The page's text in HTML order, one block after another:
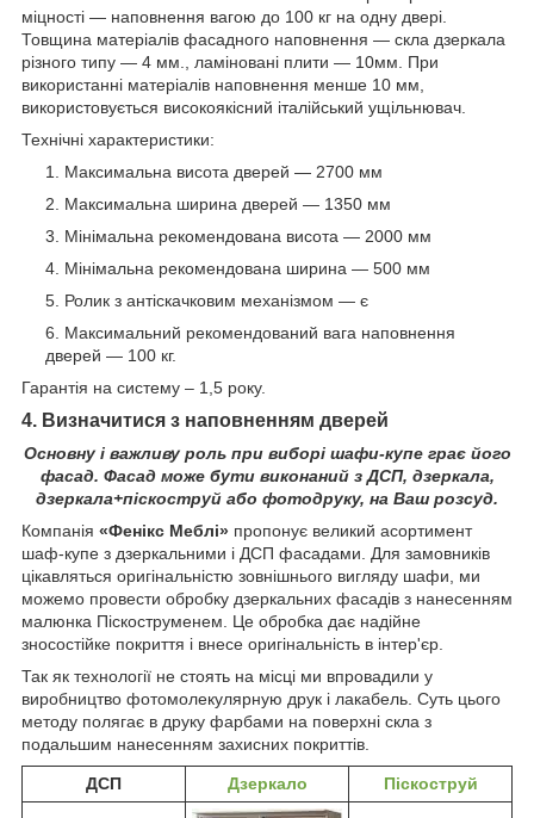
міцності — наповнення вагою до 100 кг на одну двері.
Товщина матеріалів фасадного наповнення — скла дзеркала
різного типу — 4 мм., ламіновані плити — 10мм. При
використанні матеріалів наповнення менше 10 мм,
використовується високоякісний італійський ущільнювач.
Технічні характеристики:
Максимальна висота дверей — 2700 мм
Максимальна ширина дверей — 1350 мм
Мінімальна рекомендована висота — 2000 мм
Мінімальна рекомендована ширина — 500 мм
Ролик з антіскачковим механізмом — є
Максимальний рекомендований вага наповнення
дверей — 100 кг.
Гарантія на систему – 1,5 року.
4. Визначитися з наповненням дверей
Основну і важливу роль при виборі шафи-купе грає його
фасад. Фасад може бути виконаний з ДСП, дзеркала,
дзеркала+піскоструй або фотодруку, на Ваш розсуд.
Компанія «Фенікс Меблі» пропонує великий асортимент
шаф-купе з дзеркальними і ДСП фасадами. Для замовників
цікавляться оригінальністю зовнішнього вигляду шафи, ми
можемо провести обробку дзеркальних фасадів з нанесенням
малюнка Піскоструменем. Це обробка дає надійне
зносостійке покриття і внесе оригінальність в інтер'єр.
Так як технології не стоять на місці ми впровадили у
виробництво фотомолекулярную друк і лакабель. Суть цього
методу полягає в друку фарбами на поверхні скла з
подальшим нанесенням захисних покриттів.
ДСП Дзеркало Піскоструй